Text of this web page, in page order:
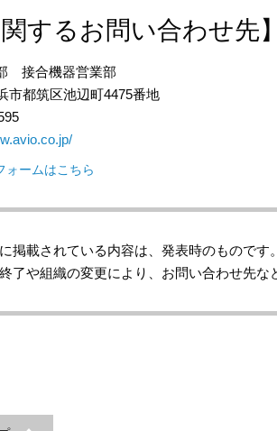
関するお問い合わせ先
接合機器営業部
都筑区池辺町4475番地
ォームはこちら
掲載されている内容は、発表時のものです
了や組織の変更により、お問い合わせ先